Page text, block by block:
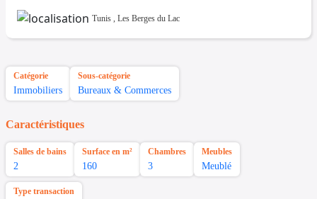
Tunis , Les Berges du Lac
Catégorie
Immobiliers
Sous-catégorie
Bureaux & Commerces
Caractéristiques
Salles de bains
2
Surface en m²
160
Chambres
3
Meubles
Meublé
Type transaction